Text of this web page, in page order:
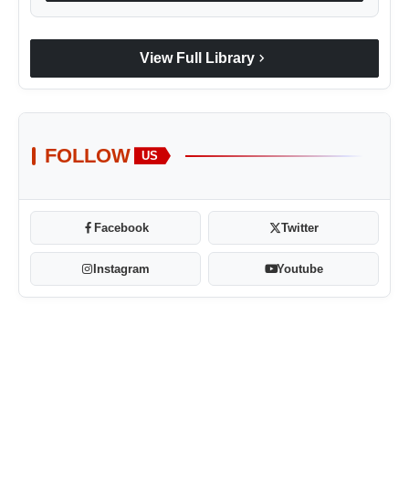
View Full Library chevron_right
FOLLOW US
Facebook Twitter
Instagram Youtube